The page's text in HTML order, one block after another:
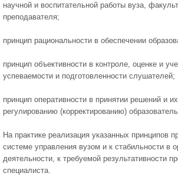
научной и воспитательной работы вуза,
преподавателя;
принцип рациональности в обеспечении
принцип объективности в контроле, оценке и
успеваемости и подготовленности слушателей;
принцип оперативности в принятии решений и
регулированию (корректированию)
На практике реализация указанных принципов
системе управления вузом и к стабильности в
деятельности, к требуемой результативности
специалиста.